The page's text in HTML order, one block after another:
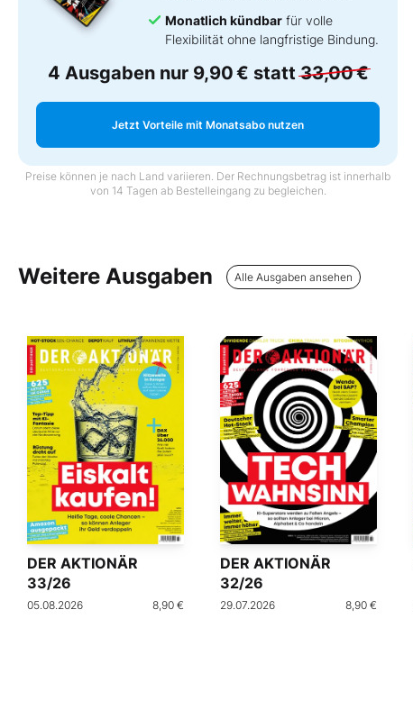
Monatlich kündbar für volle
Flexibilität ohne langfristige Bindung.
4 Ausgaben nur 9,90 € statt33,00 €
Jetzt Vorteile mit Monatsabo nutzen
Preise können je nach Land variieren. Der Rechnungsbetrag ist innerhalb
von 14 Tagen ab Bestelleingang zu begleichen.
Weitere Ausgaben Alle Ausgaben ansehen
DER AKTIONÄR
33/26
05.08.2026 8,90 €
DER AKTIONÄR
32/26
29.07.2026 8,90 €